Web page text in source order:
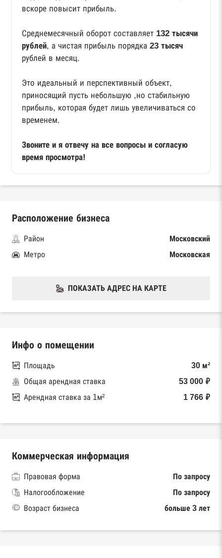
вскоре повысит прибыль.
Среднемесячный оборот составляет 132 тысячи
рублей, а чистая прибыль порядка 23 тысяч
рублей в месяц.
Это идеальный и перспективный объект,
приносящий пусть небольшую ,но стабильную
прибыль, которая будет лишь увеличиваться со
временем.
Звоните и я отвечу на все вопросы и согласую
время просмотра!
Расположение бизнеса
Район
Московский
Метро
Московская
ПОКАЗАТЬ АДРЕС НА КАРТЕ
Инфо о помещении
Площадь
30 м²
Общая арендная ставка
53 000 ₽
Арендная ставка за 1м²
1 766 ₽
Коммерческая информация
Правовая форма
По запросу
Налогообложение
По запросу
Возраст бизнеса
больше 3 лет